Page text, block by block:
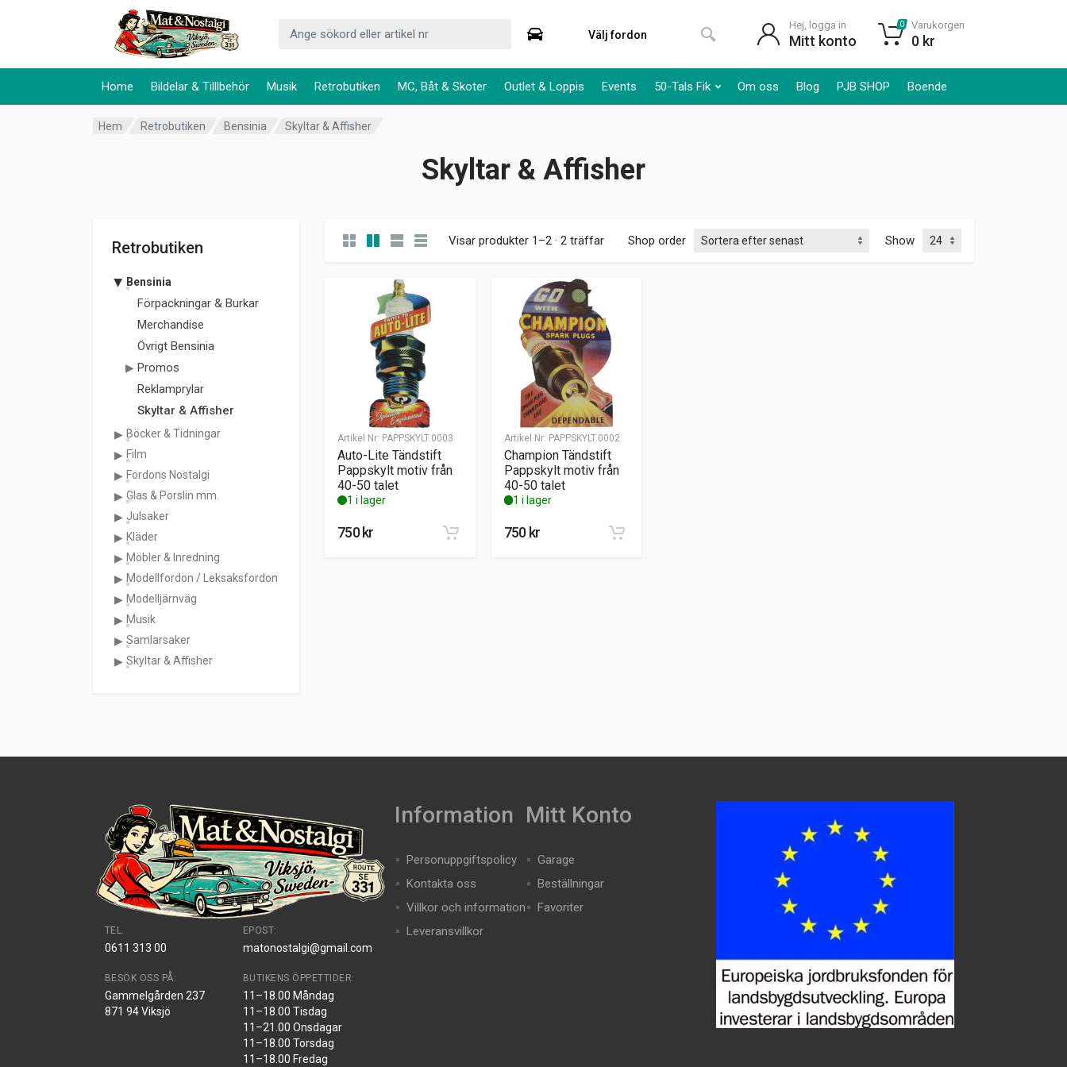
Home Bildelar & Tilllbehör Musik Retrobutiken MC, Båt & Skoter Outlet & Loppis Events 50-Tals Fik Om oss Blog PJB SHOP Boende
Välj fordon
Hej, logga in
Mitt konto
0 Varukorgen
0 kr
Hem Retrobutiken Bensinia Skyltar & Affisher
Skyltar & Affisher
Retrobutiken
Bensinia
Förpackningar & Burkar
Merchandise
Övrigt Bensinia
Promos
Reklamprylar
Skyltar & Affisher
Böcker & Tidningar
Film
Fordons Nostalgi
Glas & Porslin mm.
Julsaker
Kläder
Möbler & Inredning
Modellfordon / Leksaksfordon
Modelljärnväg
Musik
Samlarsaker
Skyltar & Affisher
Visar produkter 1–2 · 2 träffar Shop order Show
Artikel Nr: PAPPSKYLT.0003
Auto-Lite Tändstift
Pappskylt motiv från
40-50 talet
1 i lager
750kr
Artikel Nr: PAPPSKYLT.0002
Champion Tändstift
Pappskylt motiv från
40-50 talet
1 i lager
750kr
TEL.
0611 313 00
EPOST:
matonostalgi@gmail.com
BESÖK OSS PÅ:
Gammelgården 237
871 94 Viksjö
BUTIKENS ÖPPETTIDER:
11–18.00 Måndag
11–18.00 Tisdag
11–21.00 Onsdagar
11–18.00 Torsdag
11–18.00 Fredag
Information
Personuppgiftspolicy
Kontakta oss
Villkor och information
Leveransvillkor
Mitt Konto
Garage
Beställningar
Favoriter